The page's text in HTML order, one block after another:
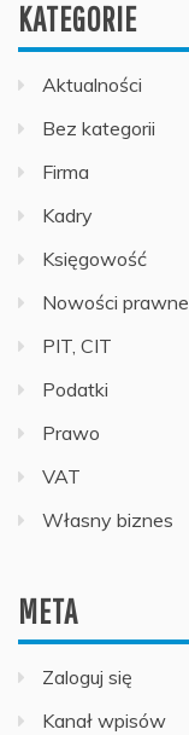
KATEGORIE
Aktualności
Bez kategorii
Firma
Kadry
Księgowość
Nowości prawne
PIT, CIT
Podatki
Prawo
VAT
Własny biznes
META
Zaloguj się
Kanał wpisów